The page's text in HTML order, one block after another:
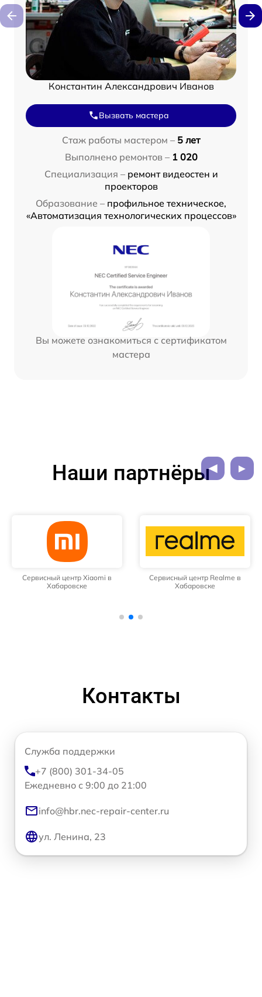
Константин Александрович Иванов
Вызвать мастера
Стаж работы мастером – 5 лет
Выполнено ремонтов – 1 020
Специализация – ремонт видеостен и
проекторов
Образование – профильное техническое,
«Автоматизация технологических процессов»
Вы можете ознакомиться с сертификатом
мастера
Наши партнёры
Сервисный центр Xiaomi в
Хабаровске
Сервисный центр Realme в
Хабаровске
Контакты
Служба поддержки
+7 (800) 301-34-05
Ежедневно с 9:00 до 21:00
info@hbr.nec-repair-center.ru
ул. Ленина, 23